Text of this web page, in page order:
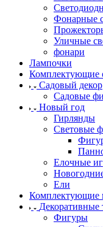
Фонарные
Уличные
фонари
Лампочки
Комплектующие
Садовый декор
Садовые
Новый год
Гирлянды
Световые
Елочные
Ели
Комплектующие
Декоративные
Фигуры